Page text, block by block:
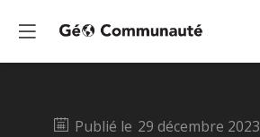
Publié le 29 décembre 2023